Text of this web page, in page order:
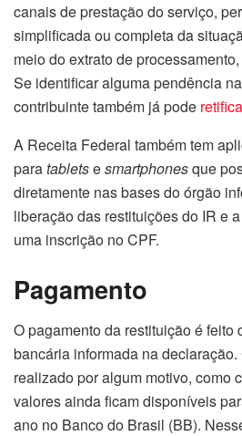
canais de prestação do serviço,
simplificada ou completa da
meio do extrato de
Se identificar alguma pendência
contribuinte também já pode
A Receita Federal também tem
paratabletsesmartphonesque
diretamente nas bases do órgão
liberação das restituições do IR e
uma inscrição no CPF.
Pagamento
O pagamento da restituição é feito
bancária informada na
realizado por algum motivo, como
valores ainda ficam disponíveis
ano no Banco do Brasil (BB).